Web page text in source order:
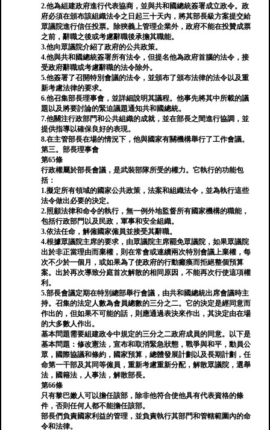
2.他為組建政府進行代表協商，並與共和國總統簽署成立政令。政
府必須在頒布該組織法令之日起三十天內，將其部長級方案提交給
眾議院進行信任投票。除狹義上管理企業外，政府不能在投贊成票
之前，辭職之後或考慮辭職後承擔其職能。
3.他向眾議院介紹了政府的公共政策。
4.他與共和國總統簽署所有法令，但提名他為政府首腦的法令，接
受政府辭職或考慮辭職的法令除外。
5.他簽署了召開特別會議的法令，並頒布了頒布法律的法令以及重
新考慮法律的要求。
6.他召集部長理事會，並詳細說明其議程。他事先將其中所載的議
題以及將要討論的緊迫議題通知共和國總統。
7.他關注行政部門和公共組織的成就，並在部長之間進行協調，並
提供指導以確保良好的表現。
8.在主管部長在場的情況下，他與國家有關機構舉行了工作會議。
第三。部長理事會
第65條
行政權屬於部長會議，是武裝部隊所受的權力。它執行的功能包
括：
1.擬定所有領域的國家公共政策，法案和組織法令，並為執行這些
法令做出必要的決定。
2.照顧法律和命令的執行，無一例外地監督所有國家機構的職能，
包括行政部門以及民政，軍事和安全組織。
3.依法任命，解僱國家僱員並接受其辭職。
4.根據眾議院主席的要求，由眾議院主席罷免眾議院，如果眾議院
出於非正當理由而棄權，則在常會或連續兩次特別會議上棄權，每
次不少於一個月，或如果為了使政府的行動癱瘓而拒絕整個預算
案。出於再次導致分庭首次解散的相同原因，不能再次行使這項權
利。
5.部長會議定期在特別總部舉行會議，由共和國總統出席會議時主
持。召集的法定人數為會員總數的三分之二。它的決定是經同意而
作出的，但如果不可能的話，則應通過表決來作出，其決定由在場
的大多數人作出。
基本問題需要組建政令中規定的三分之二政府成員的同意。以下是
基本問題：修改憲法，宣布和取消緊急狀態，戰爭與和平，動員公
眾，國際協議和條約，國家預算，總體發展計劃以及長期計劃，任
命第一干部及其同等僱員，重新考慮重新分配，解散眾議院，選舉
法，國籍法，人事法，解散部長。
第66條
只有黎巴嫩人可以擔任該部，除非他符合使他具有代表資格的條
件，否則任何人都不能擔任該部。
部長們負責國家利益的管理，並負責執行其部門和管轄範圍內的命
令和法律。